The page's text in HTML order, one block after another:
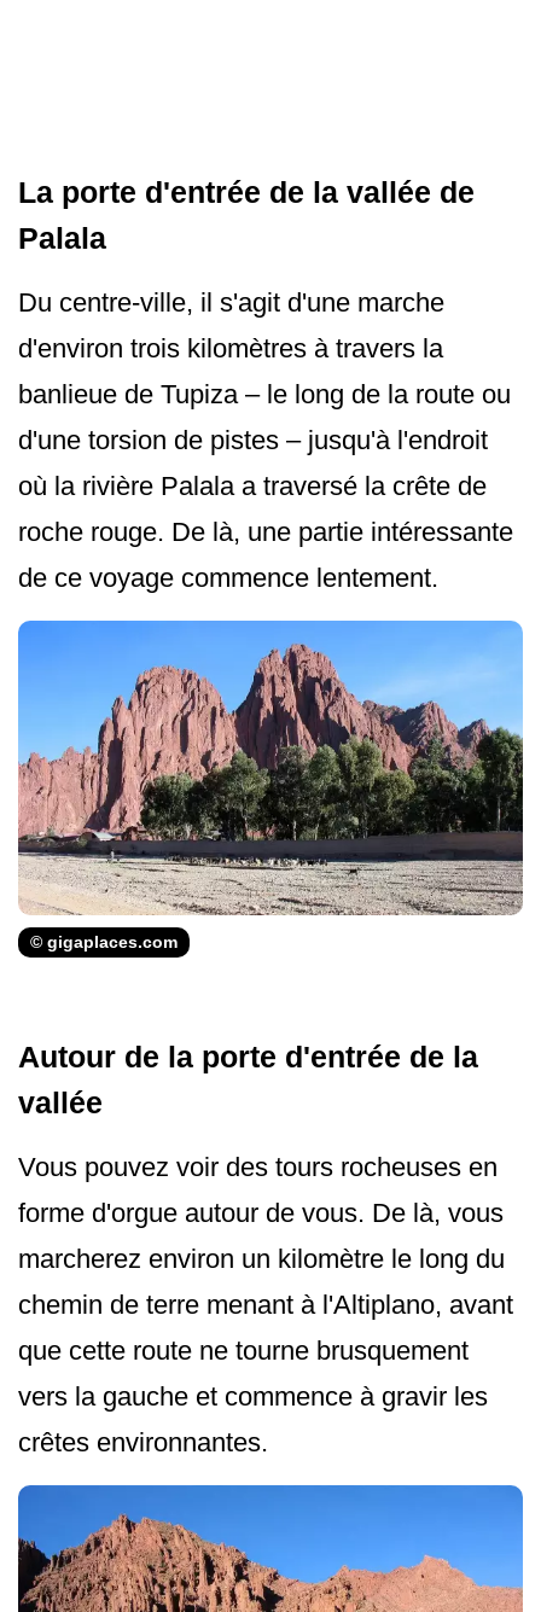
La porte d'entrée de la vallée de
Palala
Du centre-ville, il s'agit d'une marche
d'environ trois kilomètres à travers la
banlieue de Tupiza – le long de la route ou
d'une torsion de pistes – jusqu'à l'endroit
où la rivière Palala a traversé la crête de
roche rouge. De là, une partie intéressante
de ce voyage commence lentement.
© gigaplaces.com
Autour de la porte d'entrée de la
vallée
Vous pouvez voir des tours rocheuses en
forme d'orgue autour de vous. De là, vous
marcherez environ un kilomètre le long du
chemin de terre menant à l'Altiplano, avant
que cette route ne tourne brusquement
vers la gauche et commence à gravir les
crêtes environnantes.